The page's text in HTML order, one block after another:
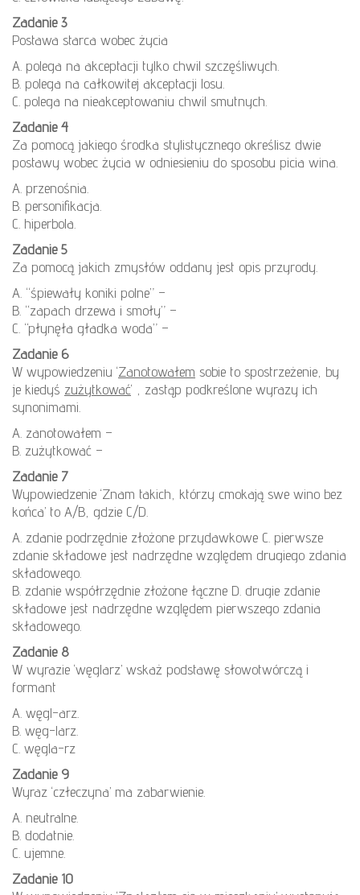
Zadanie 3
Postawa starca wobec życia
A. polega na akceptacji tylko chwil szczęśliwych.
B. polega na całkowitej akceptacji losu.
C. polega na nieakceptowaniu chwil smutnych.
Zadanie 4
Za pomocą jakiego środka stylistycznego określisz dwie
postawy wobec życia w odniesieniu do sposobu picia wina.
A. przenośnia.
B. personifikacja.
C. hiperbola.
Zadanie 5
Za pomocą jakich zmysłów oddany jest opis przyrody.
A. “śpiewały koniki polne” –
B. “zapach drzewa i smoły” –
C. “płynęła gładka woda” –
Zadanie 6
W wypowiedzeniu ‘Zanotowałem sobie to spostrzeżenie, by
je kiedyś zużytkować‘ , zastąp podkreślone wyrazy ich
synonimami.
A. zanotowałem –
B. zużytkować –
Zadanie 7
Wypowiedzenie ‘Znam takich, którzy cmokają swe wino bez
końca’ to A/B, gdzie C/D.
A. zdanie podrzędnie złożone przydawkowe C. pierwsze
zdanie składowe jest nadrzędne względem drugiego zdania
składowego.
B. zdanie współrzędnie złożone łączne D. drugie zdanie
składowe jest nadrzędne względem pierwszego zdania
składowego.
Zadanie 8
W wyrazie ‘węglarz’ wskaż podstawę słowotwórczą i
formant
A. węgl-arz.
B. węg-larz.
C. węgla-rz
Zadanie 9
Wyraz ‘człeczyna’ ma zabarwienie.
A. neutralne.
B. dodatnie.
C. ujemne.
Zadanie 10